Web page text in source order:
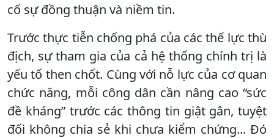
cố sự đồng thuận và niềm tin.
Trước thực tiễn chống phá của các thế lực thù
địch, sự tham gia của cả hệ thống chính trị là
yếu tố then chốt. Cùng với nỗ lực của cơ quan
chức năng, mỗi công dân cần nâng cao “sức
đề kháng” trước các thông tin giật gân, tuyệt
đối không chia sẻ khi chưa kiểm chứng... Đó